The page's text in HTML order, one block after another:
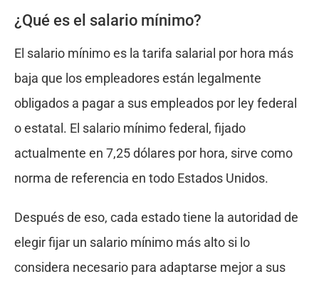
¿Qué es el salario mínimo?
El salario mínimo es la tarifa salarial por hora más
baja que los empleadores están legalmente
obligados a pagar a sus empleados por ley federal
o estatal. El salario mínimo federal, fijado
actualmente en 7,25 dólares por hora, sirve como
norma de referencia en todo Estados Unidos.
Después de eso, cada estado tiene la autoridad de
elegir fijar un salario mínimo más alto si lo
considera necesario para adaptarse mejor a sus